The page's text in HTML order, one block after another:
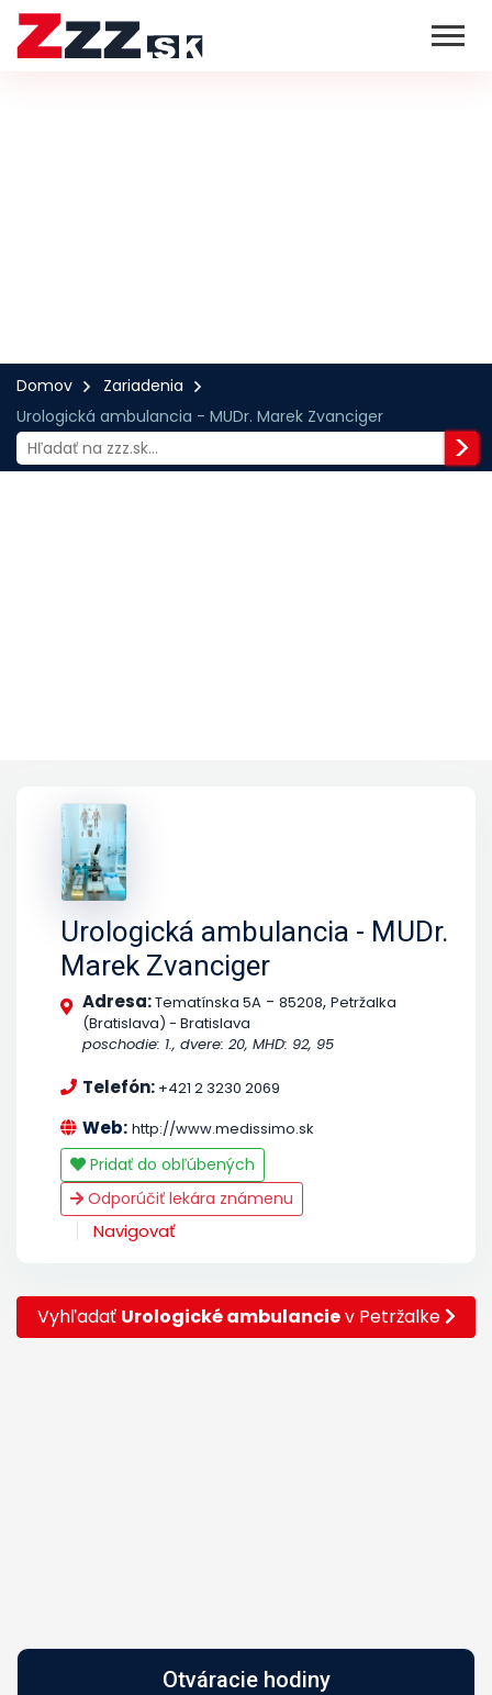
Domov
Zariadenia
Urologická ambulancia - MUDr. Marek Zvanciger
Urologická ambulancia - MUDr.
Marek Zvanciger
Adresa:Tematínska 5A - 85208, Petržalka
(Bratislava) - Bratislava
poschodie: 1., dvere: 20, MHD: 92, 95
Telefón: +421 2 3230 2069
Web: http://www.medissimo.sk
Pridať do obľúbených
Odporúčiť lekára známenu
Navigovať
Vyhľadať Urologické ambulanciev Petržalke
Otváracie hodiny